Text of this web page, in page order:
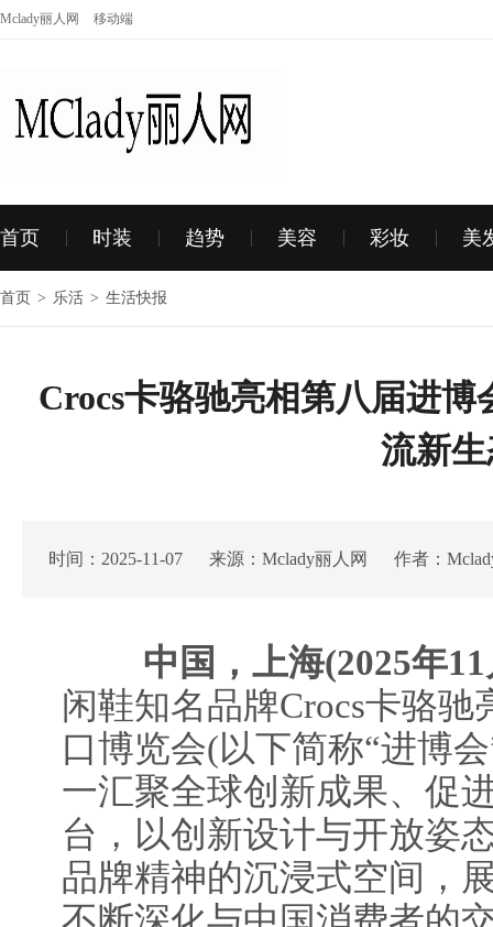
Mclady丽人网 移动端
首页 时装 趋势 美容 彩妆 美
首页 > 乐活 > 生活快报
Crocs卡骆驰亮相第八届进
流新
时间：2025-11-07 来源：Mclady丽人网 作者：
中国，上海(2025年
闲鞋知名品牌Crocs卡骆
口博览会(以下简称“进博
一汇聚全球创新成果、促
台，以创新设计与开放姿
品牌精神的沉浸式空间，